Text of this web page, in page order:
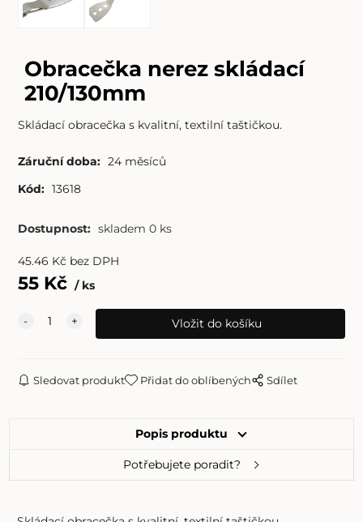
Obracečka nerez skládací
210/130mm
Skládací obracečka s kvalitní, textilní taštičkou.
Záruční doba: 24 měsíců
Kód: 13618
Dostupnost: skladem 0 ks
45.46 Kč bez DPH
55Kč ks
Sledovat produkt Přidat do oblíbených Sdílet
Popis produktu
Potřebujete poradit?